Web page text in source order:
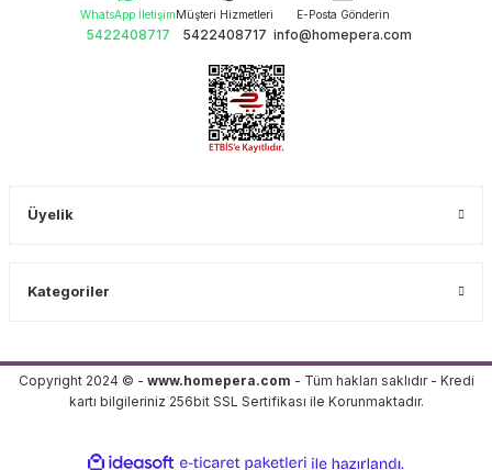
WhatsApp İletişim
5422408717
Müşteri Hizmetleri
5422408717
E-Posta Gönderin
info@homepera.com
Üyelik
Kategoriler
Copyright 2024 © - www.homepera.com - Tüm hakları saklıdır - Kredi
kartı bilgileriniz 256bit SSL Sertifikası ile Korunmaktadır.
ideasoft e-